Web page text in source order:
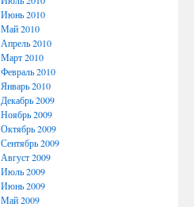
Июнь 2010
Май 2010
Апрель 2010
Март 2010
Февраль 2010
Январь 2010
Декабрь 2009
Ноябрь 2009
Октябрь 2009
Сентябрь 2009
Август 2009
Июль 2009
Июнь 2009
Май 2009